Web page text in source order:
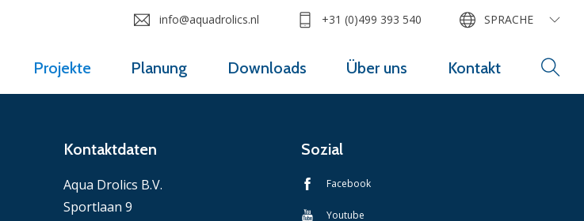
Projekte Planung Downloads Über uns Kontakt
info@aquadrolics.nl +31 (0)499 393 540 SPRACHE
Kontaktdaten
Aqua Drolics B.V.
Sportlaan 9
Sozial
Facebook
Youtube